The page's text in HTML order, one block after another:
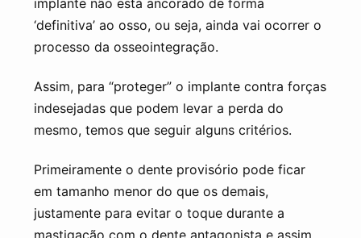
‘definitiva’ ao osso, ou seja, ainda vai ocorrer o
processo da osseointegração.
Assim, para “proteger” o implante contra forças
indesejadas que podem levar a perda do
mesmo, temos que seguir alguns critérios.
Primeiramente o dente provisório pode ficar
em tamanho menor do que os demais,
justamente para evitar o toque durante a